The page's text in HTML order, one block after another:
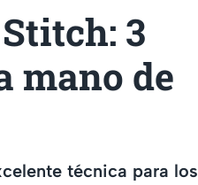
3
mano de
técnica para los